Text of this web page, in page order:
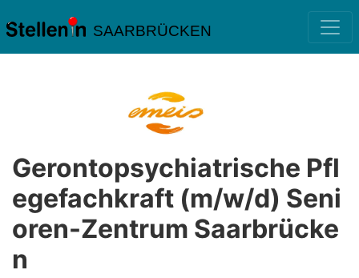
SAARBRÜCKEN
Gerontopsychiatrische Pfl
egefachkraft (m/w/d) Seni
oren-Zentrum Saarbrücke
n